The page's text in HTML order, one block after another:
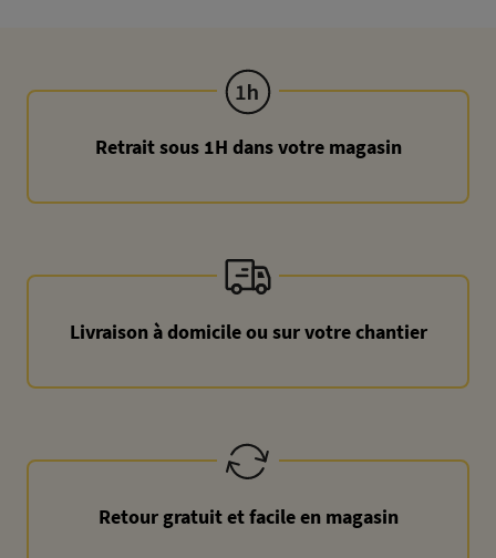
Retrait sous 1H dans votre magasin
Livraison à domicile ou sur votre chantier
Retour gratuit et facile en magasin